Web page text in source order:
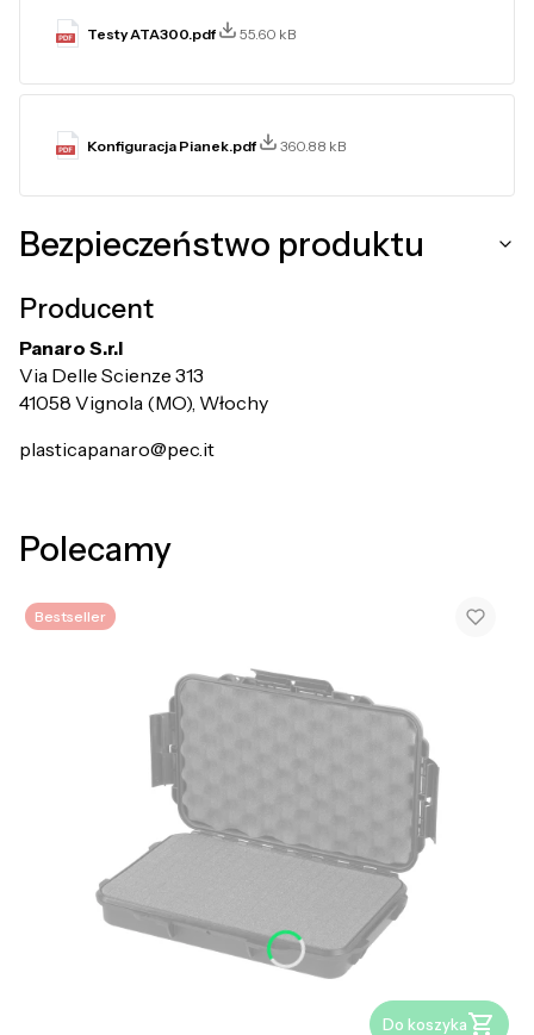
Testy ATA300.pdf 55.60 kB
Konfiguracja Pianek.pdf 360.88 kB
Bezpieczeństwo produktu
Producent
Panaro S.r.l
Via Delle Scienze 313
41058 Vignola (MO), Włochy
plasticapanaro@pec.it
Polecamy
Bestseller
Do koszyka